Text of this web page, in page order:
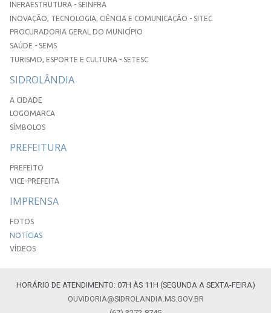
INFRAESTRUTURA - SEINFRA
INOVAÇÃO, TECNOLOGIA, CIÊNCIA E COMUNICAÇÃO - SITEC
PROCURADORIA GERAL DO MUNICÍPIO
SAÚDE - SEMS
TURISMO, ESPORTE E CULTURA - SETESC
SIDROLÂNDIA
A CIDADE
LOGOMARCA
SÍMBOLOS
PREFEITURA
PREFEITO
VICE-PREFEITA
IMPRENSA
FOTOS
NOTÍCIAS
VÍDEOS
HORÁRIO DE ATENDIMENTO: 07H ÀS 11H (SEGUNDA A SEXTA-FEIRA)
OUVIDORIA@SIDROLANDIA.MS.GOV.BR